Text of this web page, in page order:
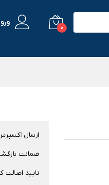
0
ارسال
ضمانت
تایید اصالت